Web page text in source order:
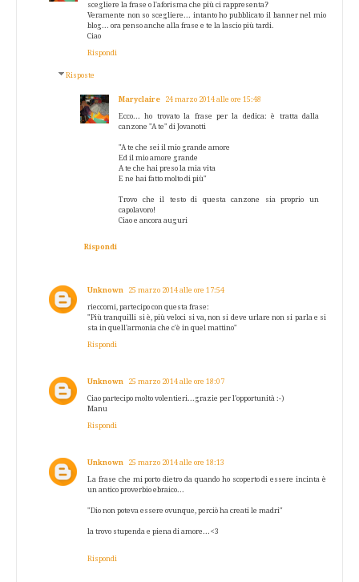
scegliere la frase o l'aforisma che più ci rappresenta?
Veramente non so scegliere... intanto ho pubblicato il banner nel mio
blog... ora penso anche alla frase e te la lascio più tardi.
Ciao
Rispondi
Risposte
Maryclaire 24 marzo 2014 alle ore 15:48
Ecco... ho trovato la frase per la dedica: è tratta dalla
canzone "A te" di Jovanotti
"A te che sei il mio grande amore
Ed il mio amore grande
A te che hai preso la mia vita
E ne hai fatto molto di più"
Trovo che il testo di questa canzone sia proprio un
capolavoro!
Ciao e ancora auguri
Rispondi
Unknown 25 marzo 2014 alle ore 17:54
rieccomi, partecipo con questa frase:
"Più tranquilli si è, più veloci si va, non si deve urlare non si parla e si
sta in quell'armonia che c'è in quel mattino"
Rispondi
Unknown 25 marzo 2014 alle ore 18:07
Ciao partecipo molto volentieri...grazie per l'opportunità :-)
Manu
Rispondi
Unknown 25 marzo 2014 alle ore 18:13
La frase che mi porto dietro da quando ho scoperto di essere incinta è
un antico proverbio ebraico...
"Dio non poteva essere ovunque, perciò ha creati le madri"
la trovo stupenda e piena di amore...<3
Rispondi